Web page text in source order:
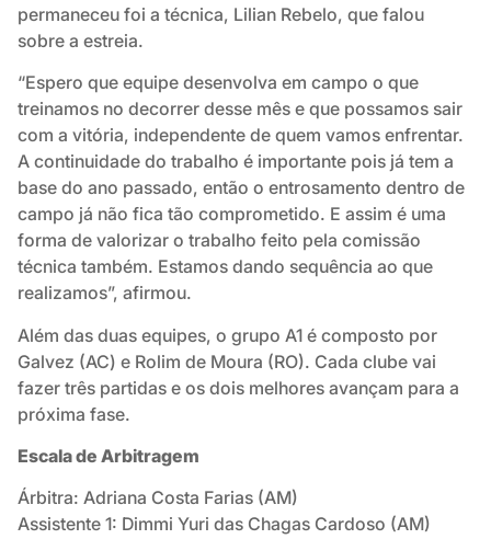
permaneceu foi a técnica, Lilian Rebelo, que falou
sobre a estreia.
“Espero que equipe desenvolva em campo o que
treinamos no decorrer desse mês e que possamos sair
com a vitória, independente de quem vamos enfrentar.
A continuidade do trabalho é importante pois já tem a
base do ano passado, então o entrosamento dentro de
campo já não fica tão comprometido. E assim é uma
forma de valorizar o trabalho feito pela comissão
técnica também. Estamos dando sequência ao que
realizamos”, afirmou.
Além das duas equipes, o grupo A1 é composto por
Galvez (AC) e Rolim de Moura (RO). Cada clube vai
fazer três partidas e os dois melhores avançam para a
próxima fase.
Escala de Arbitragem
Árbitra: Adriana Costa Farias (AM)
Assistente 1: Dimmi Yuri das Chagas Cardoso (AM)